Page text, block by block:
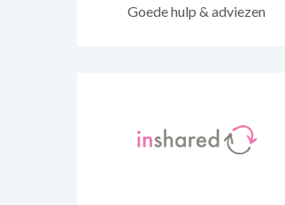
Goede hulp & adviezen